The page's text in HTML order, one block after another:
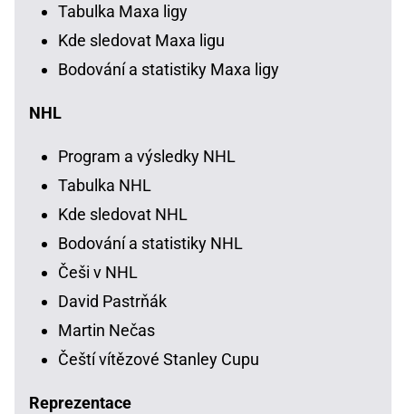
Tabulka Maxa ligy
Kde sledovat Maxa ligu
Bodování a statistiky Maxa ligy
NHL
Program a výsledky NHL
Tabulka NHL
Kde sledovat NHL
Bodování a statistiky NHL
Češi v NHL
David Pastrňák
Martin Nečas
Čeští vítězové Stanley Cupu
Reprezentace